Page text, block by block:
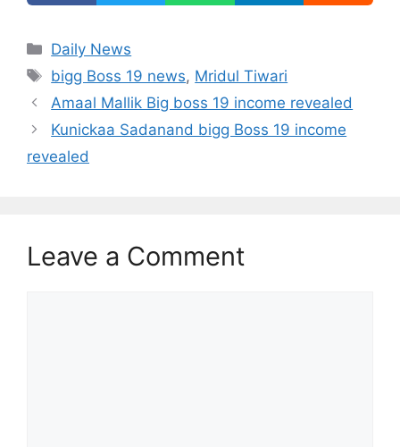
Categories
Daily News
Tags
bigg Boss 19 news, Mridul Tiwari
Amaal Mallik Big boss 19 income revealed
Kunickaa Sadanand bigg Boss 19 income
revealed
Leave a Comment